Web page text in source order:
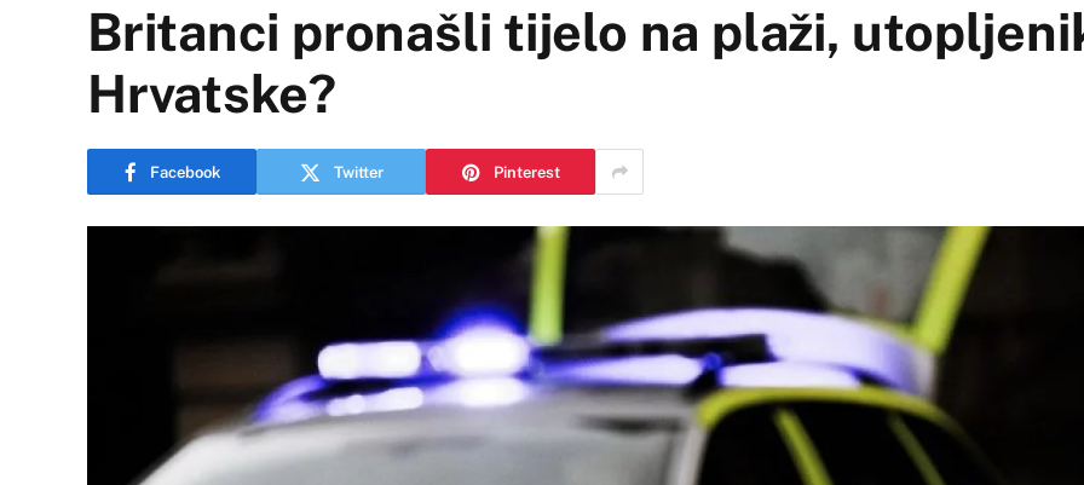
Britanci pronašli tijelo na plaži,
Hrvatske?
Facebook Twitter Pinterest